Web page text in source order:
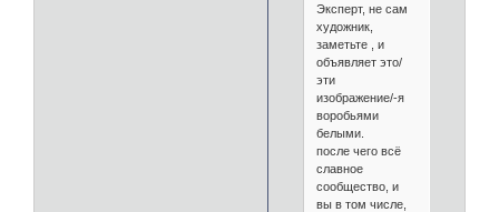
Эксперт, не сам
художник,
заметьте , и
объявляет это/
эти
изображение/-я
воробьями
белыми.
после чего всё
славное
сообщество, и
вы в том числе,